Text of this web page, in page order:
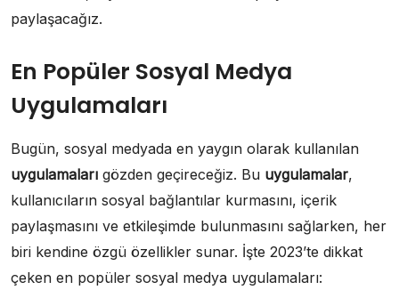
paylaşacağız.
En Popüler Sosyal Medya
Uygulamaları
Bugün, sosyal medyada en yaygın olarak kullanılan
uygulamaları gözden geçireceğiz. Bu uygulamalar,
kullanıcıların sosyal bağlantılar kurmasını, içerik
paylaşmasını ve etkileşimde bulunmasını sağlarken, her
biri kendine özgü özellikler sunar. İşte 2023’te dikkat
çeken en popüler sosyal medya uygulamaları: